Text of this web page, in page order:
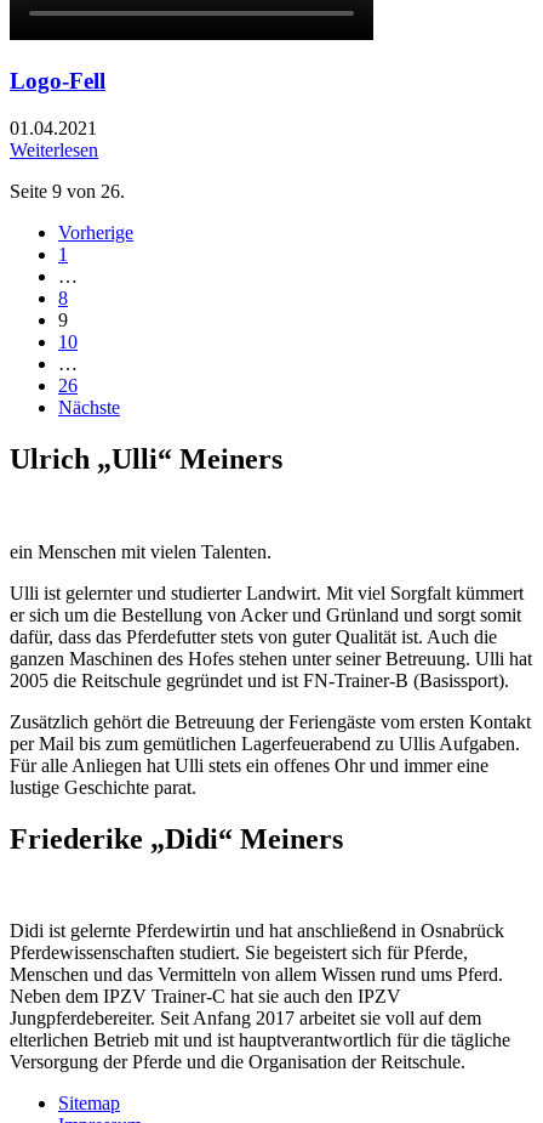
Logo-Fell
01.04.2021
Weiterlesen
Seite 9 von 26.
Vorherige
1
…
8
9
10
…
26
Nächste
Ulrich „Ulli“ Meiners
ein Menschen mit vielen Talenten.
Ulli ist gelernter und studierter Landwirt. Mit viel Sorgfalt kümmert
er sich um die Bestellung von Acker und Grünland und sorgt somit
dafür, dass das Pferdefutter stets von guter Qualität ist. Auch die
ganzen Maschinen des Hofes stehen unter seiner Betreuung. Ulli hat
2005 die Reitschule gegründet und ist FN-Trainer-B (Basissport).
Zusätzlich gehört die Betreuung der Feriengäste vom ersten Kontakt
per Mail bis zum gemütlichen Lagerfeuerabend zu Ullis Aufgaben.
Für alle Anliegen hat Ulli stets ein offenes Ohr und immer eine
lustige Geschichte parat.
Friederike „Didi“ Meiners
Didi ist gelernte Pferdewirtin und hat anschließend in Osnabrück
Pferdewissenschaften studiert. Sie begeistert sich für Pferde,
Menschen und das Vermitteln von allem Wissen rund ums Pferd.
Neben dem IPZV Trainer-C hat sie auch den IPZV
Jungpferdebereiter. Seit Anfang 2017 arbeitet sie voll auf dem
elterlichen Betrieb mit und ist hauptverantwortlich für die tägliche
Versorgung der Pferde und die Organisation der Reitschule.
Sitemap